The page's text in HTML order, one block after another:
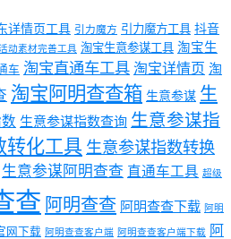
详情页工具 引力魔方 引力魔方工具 抖音
动素材完善工具 淘宝生意参谋工具 淘宝生
车 淘宝直通车工具 淘宝详情页 淘
淘宝阿明查查箱 生意参谋 生
生意参谋指数查询 生意参谋指
转化工具 生意参谋指数转换
生意参谋阿明查查 直通车工具 超级
查 阿明查查 阿明查查下载 阿明
网下载 阿明查查客户端 阿明查查客户端下载
阿